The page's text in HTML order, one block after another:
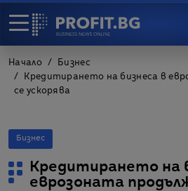
Начало
Бизнес
Кредитирането на бизнеса в
се ускорява
Бизнес
Кредитирането на
еврозоната